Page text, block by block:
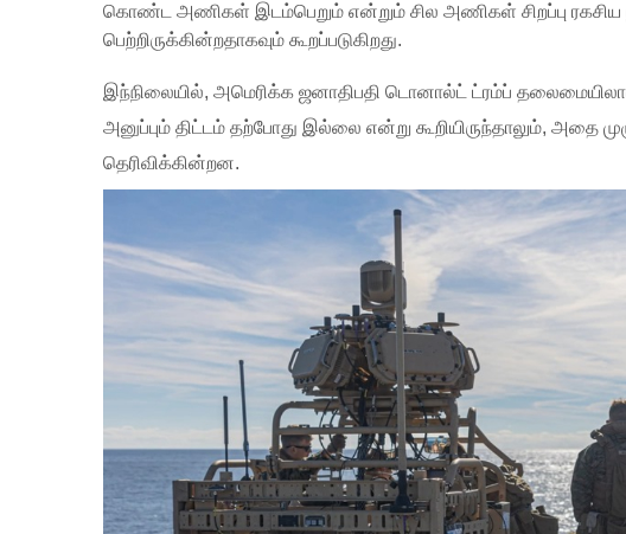
கொண்ட அணிகள் இடம்பெறும் என்றும் சில அணிகள் சிறப்பு ரகசிய
பெற்றிருக்கின்றதாகவும் கூறப்படுகிறது.
இந்நிலையில், அமெரிக்க ஜனாதிபதி டொனால்ட் ட்ரம்ப்
அனுப்பும் திட்டம் தற்போது இல்லை என்று கூறியிருந்தாலும்,
தெரிவிக்கின்றன.